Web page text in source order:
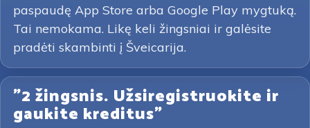
paspaudę App Store arba Google Play mygtuką.
Tai nemokama. Likę keli žingsniai ir galėsite
pradėti skambinti į Šveicarija.
"2 žingsnis. Užsiregistruokite ir
gaukite kreditus"